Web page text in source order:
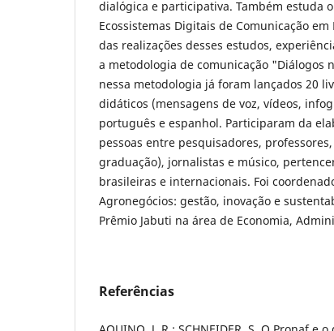
dialógica e participativa. Também estuda
Ecossistemas Digitais de Comunicação
das realizações desses estudos,
a metodologia de comunicação "Diálogos
nessa metodologia já foram lançados 20
didáticos (mensagens de voz, vídeos,
português e espanhol. Participaram da
pessoas entre pesquisadores,
graduação), jornalistas e músico,
brasileiras e internacionais. Foi
Agronegócios: gestão, inovação e
Prêmio Jabuti na área de Economia,
Referências